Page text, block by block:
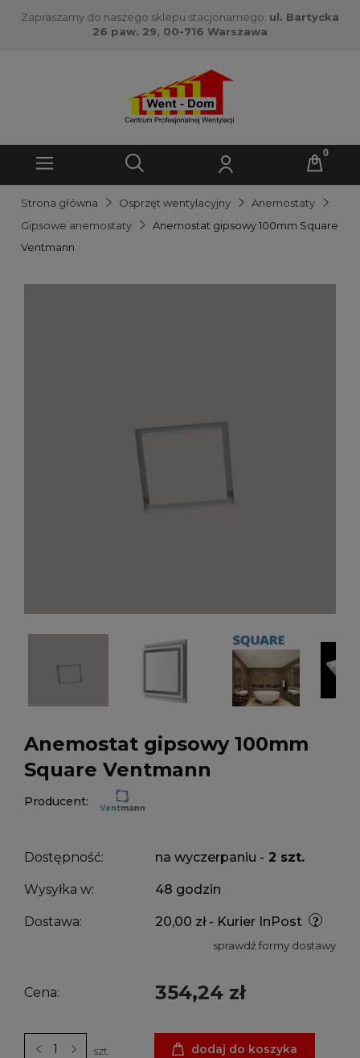
Zapraszamy do naszego sklepu stacjonarnego: ul. Bartycka
26 paw. 29, 00-716 Warszawa
Strona główna Osprzęt wentylacyjny
Anemostaty
Gipsowe anemostaty
Anemostat gipsowy 100mm Square
Ventmann
Anemostat gipsowy 100mm
Square Ventmann
Producent:
Dostępność: na wyczerpaniu - 2 szt.
Wysyłka w: 48 godzin
Dostawa: 20,00 zł - Kurier InPost
sprawdź formy dostawy
Cena: 354,24 zł
szt. dodaj do koszyka